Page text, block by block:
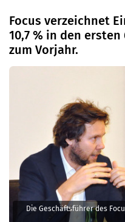
Die Geschäftsführer des
Focus verzeichnet
10,7 % in den
zum Vorjahr.